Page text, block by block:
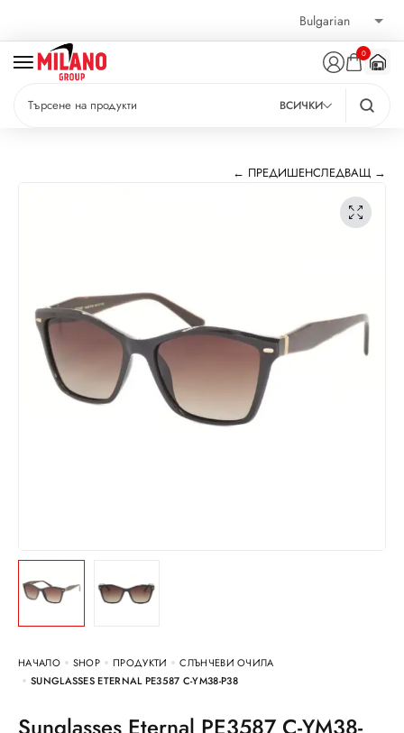
0
ВСИЧКИ
← ПРЕДИШЕНСЛЕДВАЩ →
НАЧАЛО SHOP ПРОДУКТИ
СЛЪНЧЕВИ ОЧИЛА
SUNGLASSES ETERNAL PE3587 C-YM38-P38